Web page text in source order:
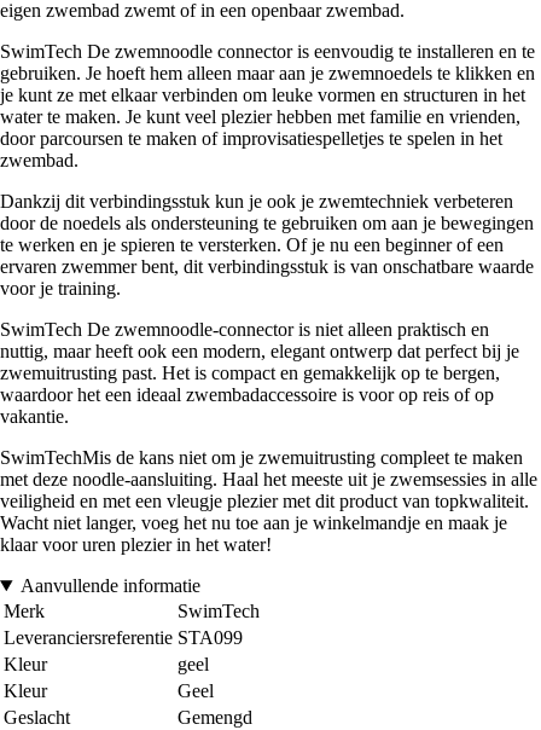
eigen zwembad zwemt of in een openbaar zwembad.
SwimTech De zwemnoodle connector is eenvoudig te installeren en te
gebruiken. Je hoeft hem alleen maar aan je zwemnoedels te klikken en
je kunt ze met elkaar verbinden om leuke vormen en structuren in het
water te maken. Je kunt veel plezier hebben met familie en vrienden,
door parcoursen te maken of improvisatiespelletjes te spelen in het
zwembad.
Dankzij dit verbindingsstuk kun je ook je zwemtechniek verbeteren
door de noedels als ondersteuning te gebruiken om aan je bewegingen
te werken en je spieren te versterken. Of je nu een beginner of een
ervaren zwemmer bent, dit verbindingsstuk is van onschatbare waarde
voor je training.
SwimTech De zwemnoodle-connector is niet alleen praktisch en
nuttig, maar heeft ook een modern, elegant ontwerp dat perfect bij je
zwemuitrusting past. Het is compact en gemakkelijk op te bergen,
waardoor het een ideaal zwembadaccessoire is voor op reis of op
vakantie.
SwimTechMis de kans niet om je zwemuitrusting compleet te maken
met deze noodle-aansluiting. Haal het meeste uit je zwemsessies in alle
veiligheid en met een vleugje plezier met dit product van topkwaliteit.
Wacht niet langer, voeg het nu toe aan je winkelmandje en maak je
klaar voor uren plezier in het water!
Aanvullende informatie
Merk
SwimTech
Leveranciersreferentie STA099
Kleur
geel
Kleur
Geel
Geslacht
Gemengd